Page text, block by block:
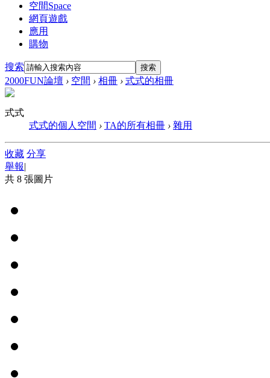
空間Space
網頁遊戲
應用
購物
搜索 搜索
2000FUN論壇 › 空間 › 相冊 › 式式的相冊
式式
式式的個人空間 › TA的所有相冊 › 雜用
收藏 分享
舉報|
共 8 張圖片